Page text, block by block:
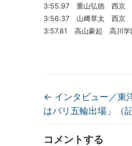
3:55.97 重山弘徳 西京
3:56.37 山﨑草太 西京
3:57.81 高山豪起 高川
← インタビュー／東
はパリ五輪出場」（記
コメントする